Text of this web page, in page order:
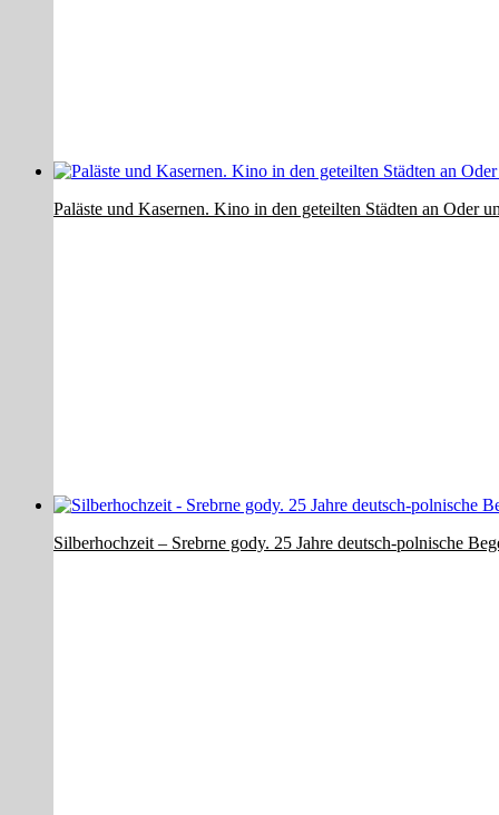
Paläste und Kasernen. Kino in den geteilten Städten an Oder
Silberhochzeit – Srebrne gody. 25 Jahre deutsch-polnische